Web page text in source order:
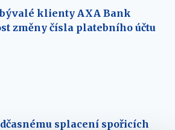
klienty AXA Bank
změny čísla platebního účtu
splacení spořicích